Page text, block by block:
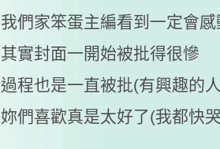
我們家笨蛋主編看到一定會
其實封面一開始被批得很慘
過程也是一直被批(有興趣的
妳們喜歡真是太好了(我都快